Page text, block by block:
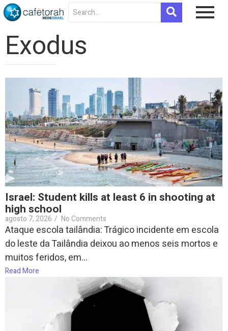
Exodus
Israel: Student kills at least 6 in shooting at
high school
agosto 7, 2026 / No Comments
Ataque escola tailândia: Trágico incidente em escola
do leste da Tailândia deixou ao menos seis mortos e
muitos feridos, em...
Read More